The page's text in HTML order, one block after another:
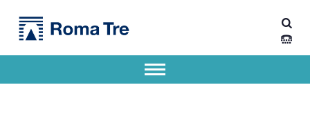
Scambio di sguardi. Approccio pedagogico e pratiche didattiche per costruire un curriculum STEAM nella scuola secondaria di II grado - Dipartimento di Scienze della Formazione
Dipartimento di Scienze della Formazione dell'Università degli Studi Roma Tre
Apri il menu secondario
Header info sidebar